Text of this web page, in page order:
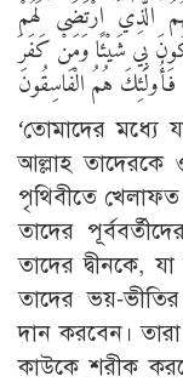
الَّذِي ارْتَضَى لَهُمْ
بِي شَيْئًا وَمَنْ كَفَرَ
هُمُ الْفَاسِقُونَ
‘তোমাদের মধ্যে
আল্লাহ তাদেরকে
পৃথিবীতে
তাদের
তাদের দ্বীনকে,
তাদের ভয়-
দান করবেন।
কাউকে শরীক